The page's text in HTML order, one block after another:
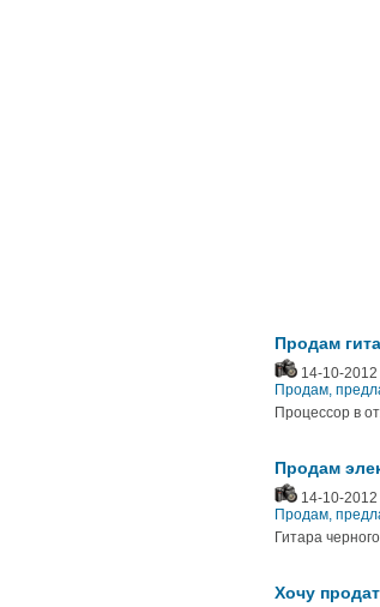
Продам
14-10-2012
Продам,
Процессор в
Продам
14-10-2012
Продам,
Гитара
Хочу